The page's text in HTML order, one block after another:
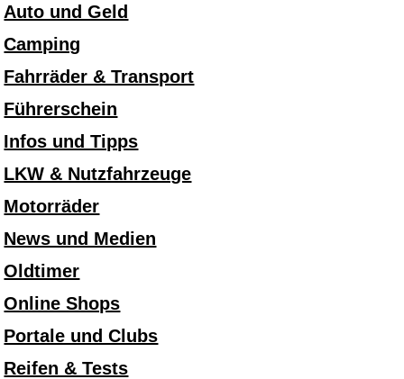
Auto und Geld
Camping
Fahrräder & Transport
Führerschein
Infos und Tipps
LKW & Nutzfahrzeuge
Motorräder
News und Medien
Oldtimer
Online Shops
Portale und Clubs
Reifen & Tests